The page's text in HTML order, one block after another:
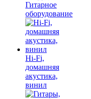
Гитарное
оборудование
Hi-Fi,
домашняя
акустика,
винил